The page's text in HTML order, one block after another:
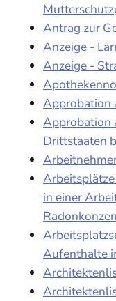
Antrag zur
Anzeige -
Anzeige -
Approbation
Approbation
Drittstaaten
in einer
Aufenthalte